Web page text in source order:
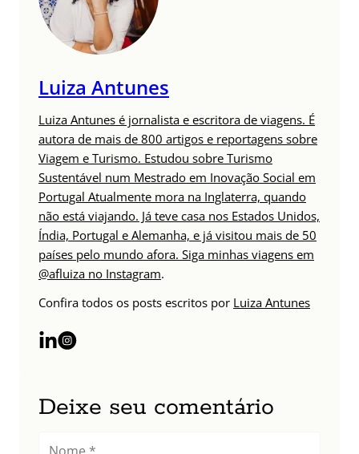
Luiza Antunes
Luiza Antunes é jornalista e escritora de viagens. É
autora de mais de 800 artigos e reportagens sobre
Viagem e Turismo. Estudou sobre Turismo
Sustentável num Mestrado em Inovação Social em
Portugal Atualmente mora na Inglaterra, quando
não está viajando. Já teve casa nos Estados Unidos,
Índia, Portugal e Alemanha, e já visitou mais de 50
países pelo mundo afora. Siga minhas viagens em
@afluiza no Instagram.
Confira todos os posts escritos por Luiza Antunes
Deixe seu comentário